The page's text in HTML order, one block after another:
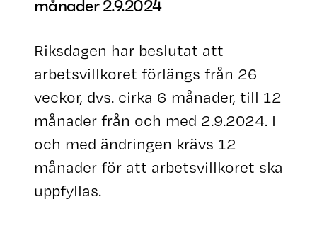
månader 2.9.2024
Riksdagen har beslutat att
arbetsvillkoret förlängs från 26
veckor, dvs. cirka 6 månader, till 12
månader från och med 2.9.2024. I
och med ändringen krävs 12
månader för att arbetsvillkoret ska
uppfyllas.